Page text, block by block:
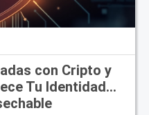
con Cripto y
Tu Identidad